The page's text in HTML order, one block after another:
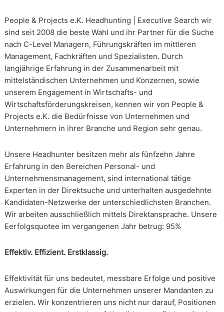
People & Projects e.K. Headhunting | Executive Search wir
sind seit 2008 die beste Wahl und ihr Partner für die Suche
nach C-Level Managern, Führungskräften im mittleren
Management, Fachkräften und Spezialisten. Durch
langjährige Erfahrung in der Zusammenarbeit mit
mittelständischen Unternehmen und Konzernen, sowie
unserem Engagement in Wirtschafts- und
Wirtschaftsförderungskreisen, kennen wir von People &
Projects e.K. die Bedürfnisse von Unternehmen und
Unternehmern in ihrer Branche und Region sehr genau.
Unsere Headhunter besitzen mehr als fünfzehn Jahre
Erfahrung in den Bereichen Personal- und
Unternehmensmanagement, sind international tätige
Experten in der Direktsuche und unterhalten ausgedehnte
Kandidaten-Netzwerke der unterschiedlichsten Branchen.
Wir arbeiten ausschließlich mittels Direktansprache. Unsere
Eerfolgsquotee im vergangenen Jahr betrug: 95%
Effektiv. Effizient. Erstklassig.
Effektivität für uns bedeutet, messbare Erfolge und positive
Auswirkungen für die Unternehmen unserer Mandanten zu
erzielen. Wir konzentrieren uns nicht nur darauf, Positionen